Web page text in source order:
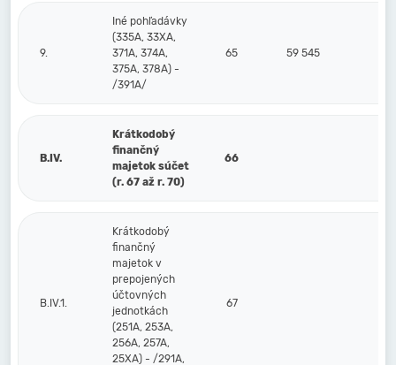
9.
Iné pohľadávky
(335A, 33XA,
371A, 374A,
375A, 378A) -
/391A/
65 59 545
B.IV.
Krátkodobý
finančný
majetok súčet
(r. 67 až r. 70)
66
B.IV.1.
Krátkodobý
finančný
majetok v
prepojených
účtovných
jednotkách
(251A, 253A,
256A, 257A,
25XA) - /291A,
67